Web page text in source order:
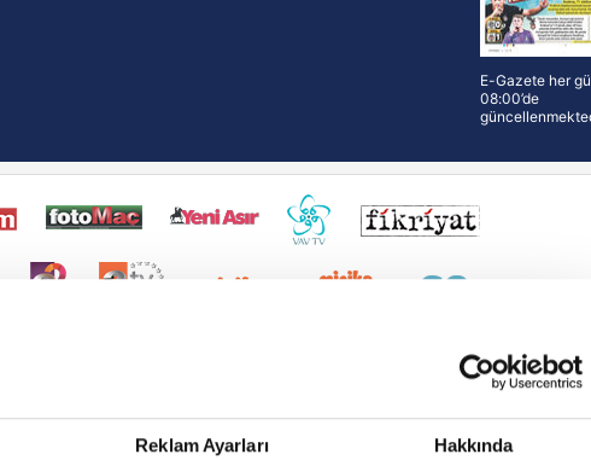
Reklam Ayarları Hakkında
E-Gazete her
08:00’de